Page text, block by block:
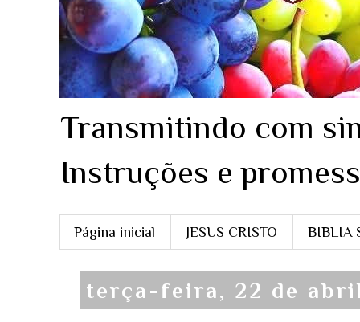
Transmitindo com
Instruções e
Página inicial JESUS CRISTO BIBLIA
terça-feira, 22 de